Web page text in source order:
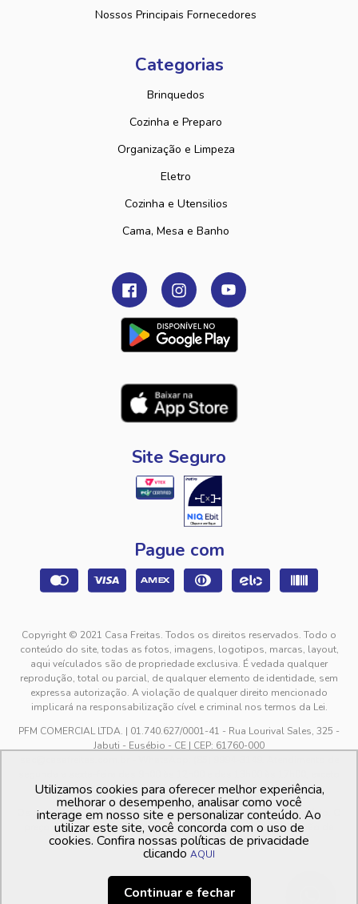
Nossos Principais Fornecedores
Categorias
Brinquedos
Cozinha e Preparo
Organização e Limpeza
Eletro
Cozinha e Utensilios
Cama, Mesa e Banho
Site Seguro
Pague com
Copyright © 2021 Casa Freitas. Todos os direitos reservados. Todo o
conteúdo do site, todas as fotos, imagens, logotipos, marcas, layout,
aqui veículados são de propriedade exclusiva. É vedada qualquer
reprodução, total ou parcial, de qualquer elemento de identidade, sem
expressa autorização. A violação de qualquer direito mencionado
implicará na responsabilização cível e criminal nos termos da Lei.
PFM COMERCIAL LTDA. | 01.740.627/0001-41 - Rua Lourival Sales, 325 -
Jabuti - Eusébio - CE | CEP: 61760-000
feriados.
Os preços dos produtos estão sujeitos a alteração sem aviso prévio. O
preço valido é sempre o apresentado no momento da finalização da
compra, no carrinho de compras.
Utilizamos cookies para oferecer melhor experiência,
melhorar o desempenho, analisar como você
interage em nosso site e personalizar conteúdo. Ao
utilizar este site, você concorda com o uso de
cookies. Confira nossas políticas de privacidade
clicando AQUI
Continuar e fechar